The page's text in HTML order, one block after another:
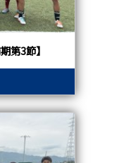
第3節】